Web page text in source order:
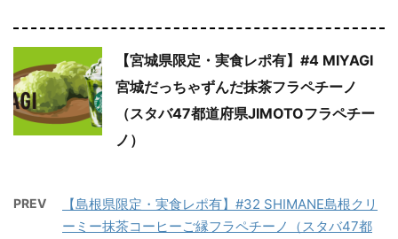
【宮城県限定・実食レポ有】#4 MIYAGI
宮城だっちゃずんだ抹茶フラペチーノ
（スタバ47都道府県JIMOTOフラペチー
ノ）
PREV
【島根県限定・実食レポ有】#32 SHIMANE島根クリ
ーミー抹茶コーヒーご縁フラペチーノ（スタバ47都